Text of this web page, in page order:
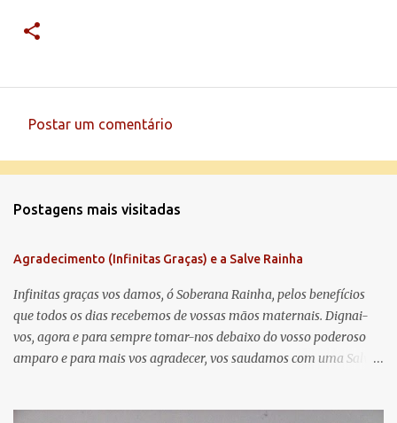
e
t
á
r
i
o
Postar um comentário
Postagens mais visitadas
Agradecimento (Infinitas Graças) e a Salve Rainha
Infinitas graças vos damos, ó Soberana Rainha, pelos benefícios
que todos os dias recebemos de vossas mãos maternais. Dignai-
vos, agora e para sempre tomar-nos debaixo do vosso poderoso
amparo e para mais vos agradecer, vos saudamos com uma Salve